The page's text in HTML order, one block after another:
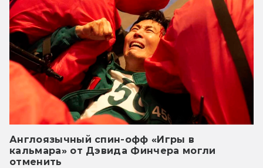
Англоязычный спин-офф «Игры в
кальмара» от Дэвида Финчера могли
отменить